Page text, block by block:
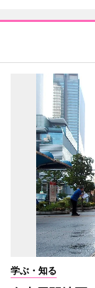
学ぶ・知る